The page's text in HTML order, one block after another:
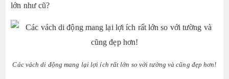
lớn như cũ?
Các vách di động mang lại lợi ích rất lớn so với tường và cũng đẹp hơn!